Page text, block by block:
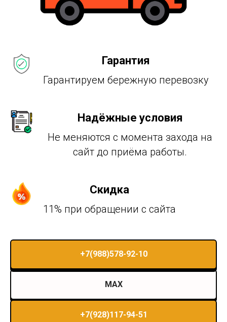
Гарантия
Гарантируем бережную перевозку
Надёжные условия
Не меняются с момента захода на
сайт до приёма работы.
Скидка
11% при обращении с сайта
+7(988)578-92-10
MAX
+7(928)117-94-51